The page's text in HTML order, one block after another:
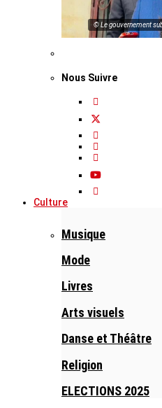
© Le gouvernement
Nous Suivre
Culture
Musique
Mode
Livres
Arts visuels
Danse et Théâtre
Religion
ELECTIONS 2025